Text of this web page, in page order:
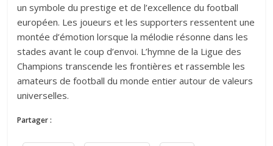
un symbole du prestige et de l’excellence du football
européen. Les joueurs et les supporters ressentent une
montée d’émotion lorsque la mélodie résonne dans les
stades avant le coup d’envoi. L’hymne de la Ligue des
Champions transcende les frontières et rassemble les
amateurs de football du monde entier autour de valeurs
universelles.
Partager :